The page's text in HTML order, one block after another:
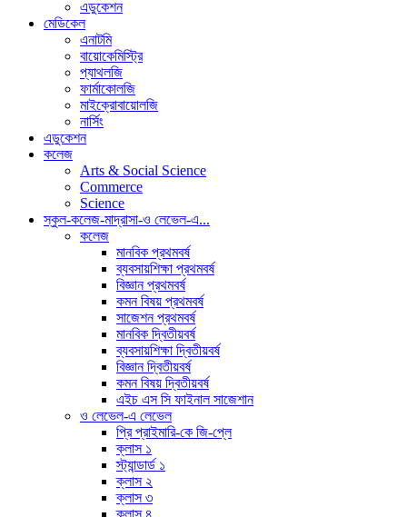
এডুকেশন
মেডিকেল
এনাটমি
বায়োকেমিস্ট্রি
প্যাথলজি
ফার্মাকোলজি
মাইক্রোবায়োলজি
নার্সিং
এডুকেশন
কলেজ
Arts & Social Science
Commerce
Science
স্কুল-কলেজ-মাদ্রাসা-ও লেভেল-এ...
কলেজ
মানবিক প্রথমবর্ষ
ব্যবসায়শিক্ষা প্রথমবর্ষ
বিজ্ঞান প্রথমবর্ষ
কমন বিষয় প্রথমবর্ষ
সাজেশন প্রথমবর্ষ
মানবিক দ্বিতীয়বর্ষ
ব্যবসায়শিক্ষা দ্বিতীয়বর্ষ
বিজ্ঞান দ্বিতীয়বর্ষ
কমন বিষয় দ্বিতীয়বর্ষ
এইচ এস সি ফাইনাল সাজেশান
ও লেভেল-এ লেভেল
প্রি প্রাইমারি-কে জি-প্লে
ক্লাস ১
স্ট্যান্ডার্ড ১
ক্লাস ২
ক্লাস ৩
ক্লাস ৪